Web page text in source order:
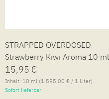
STRAPPED OVERDOSED
Strawberry Kiwi Aroma 10 ml
15,95 €
Inhalt: 10 ml (1.595,00 € / 1 Liter)
Sofort lieferbar